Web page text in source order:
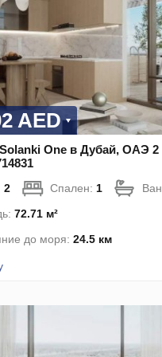
AED
One в Дубай, ОАЭ
2 Спален:1
72.71 м²
до моря:24.5 км